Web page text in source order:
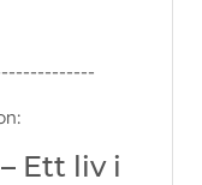
Ett liv i